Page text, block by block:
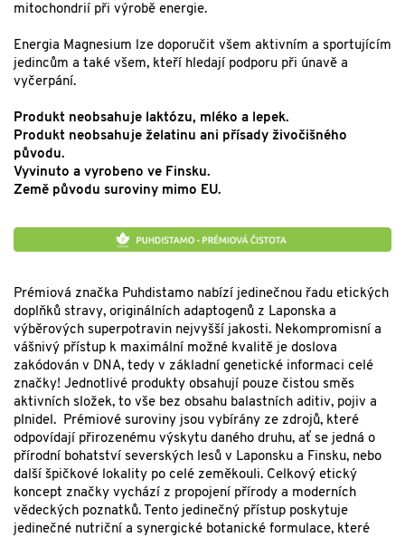
mitochondrií při výrobě energie.
Energia Magnesium lze doporučit všem aktivním a sportujícím
jedincům a také všem, kteří hledají podporu při únavě a
vyčerpání.
Produkt neobsahuje laktózu, mléko a lepek.
Produkt neobsahuje želatinu ani přísady živočišného
původu.
Vyvinuto a vyrobeno ve Finsku.
Země původu suroviny mimo EU.
Prémiová značka Puhdistamo nabízí jedinečnou řadu etických
doplňků stravy, originálních adaptogenů z Laponska a
výběrových superpotravin nejvyšší jakosti. Nekompromisní a
vášnivý přístup k maximální možné kvalitě je doslova
zakódován v DNA, tedy v základní genetické informaci celé
značky! Jednotlivé produkty obsahují pouze čistou směs
aktivních složek, to vše bez obsahu balastních aditiv, pojiv a
plnidel. Prémiové suroviny jsou vybírány ze zdrojů, které
odpovídají přirozenému výskytu daného druhu, ať se jedná o
přírodní bohatství severských lesů v Laponsku a Finsku, nebo
další špičkové lokality po celé zeměkouli. Celkový etický
koncept značky vychází z propojení přírody a moderních
vědeckých poznatků. Tento jedinečný přístup poskytuje
jedinečné nutriční a synergické botanické formulace, které